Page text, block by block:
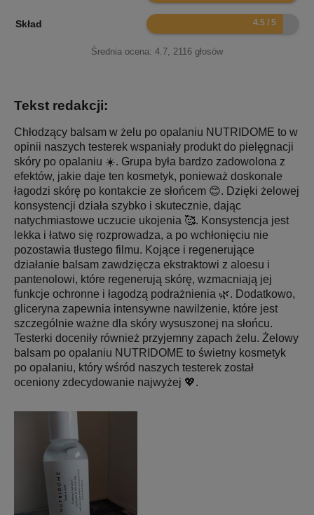
Skład 9
Średnia ocena: 4.7, 2116 głosów
Tekst redakcji:
Chłodzący balsam w żelu po opalaniu NUTRIDOME to w
opinii naszych testerek wspaniały produkt do pielęgnacji
skóry po opalaniu ☀️. Grupa była bardzo zadowolona z
efektów, jakie daje ten kosmetyk, ponieważ doskonale
łagodzi skórę po kontakcie ze słońcem 😊. Dzięki żelowej
konsystencji działa szybko i skutecznie, dając
natychmiastowe uczucie ukojenia 🥰. Konsystencja jest
lekka i łatwo się rozprowadza, a po wchłonięciu nie
pozostawia tłustego filmu. Kojące i regenerujące
działanie balsam zawdzięcza ekstraktowi z aloesu i
pantenolowi, które regenerują skórę, wzmacniają jej
funkcje ochronne i łagodzą podrażnienia 🌿. Dodatkowo,
gliceryna zapewnia intensywne nawilżenie, które jest
szczególnie ważne dla skóry wysuszonej na słońcu.
Testerki doceniły również przyjemny zapach żelu. Żelowy
balsam po opalaniu NUTRIDOME to świetny kosmetyk
po opalaniu, który wśród naszych testerek został
oceniony zdecydowanie najwyżej 💖.